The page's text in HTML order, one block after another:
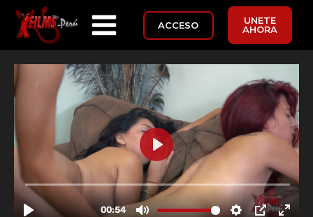
ACCESO
UNETE
AHORA